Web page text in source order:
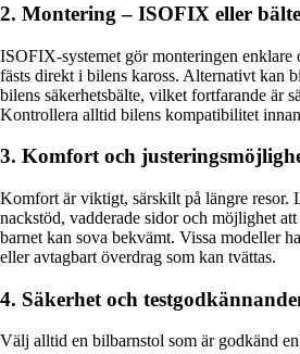
2. Montering – ISOFIX eller bälte
ISOFIX-systemet gör monteringen enklare
fästs direkt i bilens kaross. Alternativt kan
bilens säkerhetsbälte, vilket fortfarande är
Kontrollera alltid bilens kompatibilitet
3. Komfort och
Komfort är viktigt, särskilt på längre resor.
nackstöd, vadderade sidor och möjlighet
barnet kan sova bekvämt. Vissa modeller
eller avtagbart överdrag som kan tvättas.
4. Säkerhet och
Välj alltid en bilbarnstol som är godkänd